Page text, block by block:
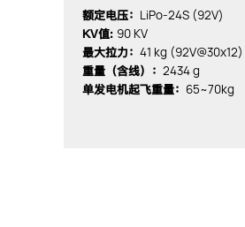
额定电压： LiPo-24S (92V)
KV值: 90 KV
最大拉力： 41 kg (92V@30x12)
重量（含线）： 2434 g
单发电机起飞重量： 65~70kg